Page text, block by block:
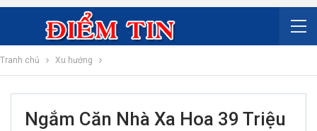
Tranh chủ Xu hướng
Ngắm Căn Nhà Xa Hoa 39 Triệu